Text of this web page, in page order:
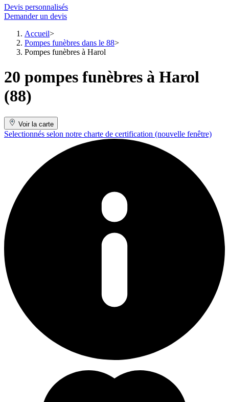
Devis personnalisés
Demander un devis
Accueil
Pompes funèbres dans le 88
Pompes funèbres à Harol
20 pompes funèbres à Harol
(88)
Voir la carte
Selectionnés selon notre charte de certification (nouvelle fenêtre)